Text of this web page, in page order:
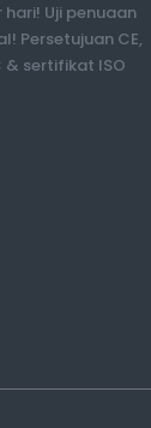
Uji penuaan
Persetujuan CE,
& sertifikat ISO